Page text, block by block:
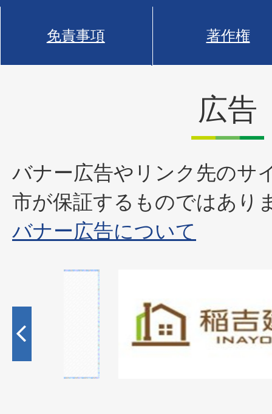
免責事項 著作権
広告
バナー広告やリンク先のサ
市が保証するものではあり
バナー広告について
枚
目